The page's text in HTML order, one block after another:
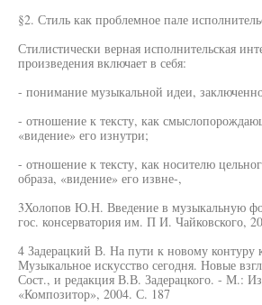
§2. Стиль как проблемное пале
Стилистически верная исполнительская
произведения включает в себя:
- понимание музыкальной идеи,
- отношение к тексту, как
«видение» его изнутри;
- отношение к тексту, как носителю
образа, «видение» его извне-,
3Холопов Ю.Н. Введение в музыкальную
гос. консерватория им. П И. Чайковского,
4 Задерацкий В. На пути к новому контуру
Музыкальное искусство сегодня. Новые
Сост., и редакция В.В. Задерацкого. - М.:
«Композитор», 2004. С. 187